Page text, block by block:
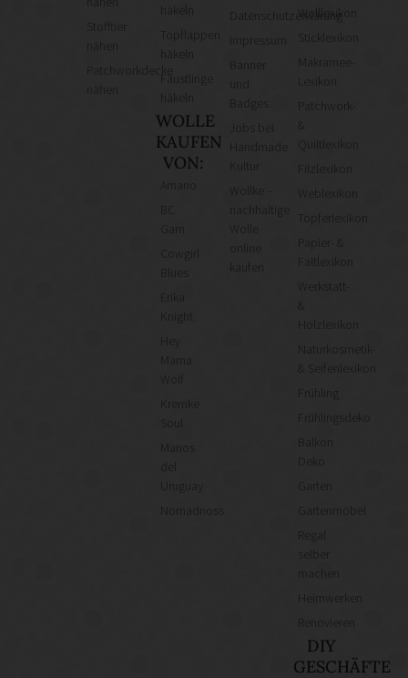
Stofftier
Patchworkdecke
häkeln
Topflappen
häkeln
Fäustlinge
häkeln
WOLLE
KAUFEN
VON:
Cowgirl
Knight
Mama
Wolf
Kremke
Manos
Uruguay
Nomadnoss
Datenschutzerklärung
Kultur
Wollke –
nachhaltige
kaufen
Wolllexikon
Sticklexikon
Makramee-
Lexikon
Patchwork-
&
Quiltlexikon
Filzlexikon
Weblexikon
Töpferlexikon
Papier- &
Faltlexikon
Werkstatt-
&
Holzlexikon
Naturkosmetik-
& Seifenlexikon
Frühling
Frühlingsdeko
Deko
Garten
Gartenmöbel
Regal
Heimwerken
DIY
GESCHÄFTE